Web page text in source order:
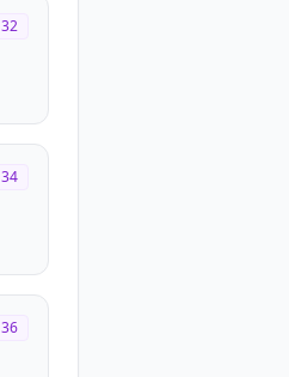
32
34
36